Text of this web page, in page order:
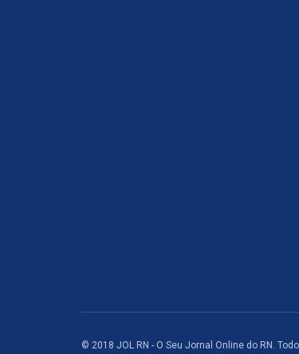
© 2018 JOL RN - O Seu Jornal Online do RN.